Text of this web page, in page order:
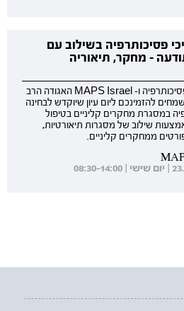
פסיכותרפיה בשילוב עם
- מחקר, תיאוריה
מכון מפרשים לחקר והוראת הפסיכותרפיה ו- MAPS Israel האגודה הרב
להזמינכם ליום עיון שיוקדש לבחינה
במסגרת מחקרים קליניים בטיפול
שילוב של מסגרות תיאורטיות,
ממחקרים קליניים.